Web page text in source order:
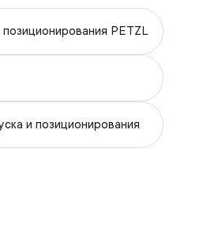
PETZL
и позиционирования